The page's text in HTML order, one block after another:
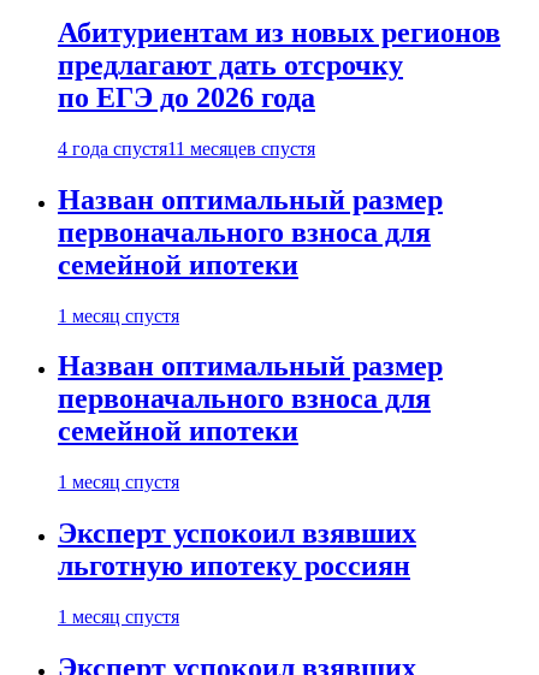
Абитуриентам из новых регионов
предлагают дать отсрочку
по ЕГЭ до 2026 года
4 года спустя11 месяцев спустя
Назван оптимальный размер
первоначального взноса для
семейной ипотеки
1 месяц спустя
Назван оптимальный размер
первоначального взноса для
семейной ипотеки
1 месяц спустя
Эксперт успокоил взявших
льготную ипотеку россиян
1 месяц спустя
Эксперт успокоил взявших